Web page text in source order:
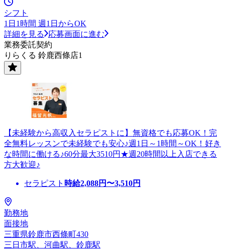
シフト
1日1時間 週1日からOK
詳細を見る
応募画面に進む
業務委託契約
りらくる 鈴鹿西條店1
【未経験から高収入セラピストに】無資格でも応募OK！完
全無料レッスンで未経験でも安心♪週1日～1時間～OK！好き
な時間に働ける♪60分最大3510円★週20時間以上入店できる
方大歓迎♪
セラピスト 時給2,088円〜3,510円
勤務地
面接地
三重県鈴鹿市西條町430
三日市駅、河曲駅、鈴鹿駅